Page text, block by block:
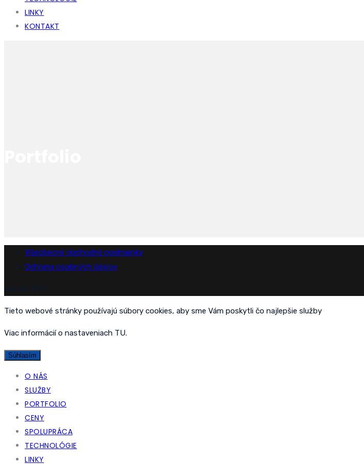
LINKY
KONTAKT
Všeobecné obchodné podmienky
Ochrana osobných údajov
ampak 2019
Tieto webové stránky používajú súbory cookies, aby sme Vám poskytli čo najlepšie služby
Viac informácií o nastaveniach TU.
Súhlasím
O NÁS
SLUŽBY
PORTFOLIO
CENY
SPOLUPRÁCA
TECHNOLÓGIE
LINKY